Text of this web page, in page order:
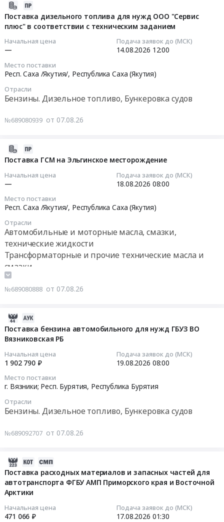
Поставка дизельного топлива для нужд ООО "Сервис
плюс" в соответствии с техническим заданием
Начальная цена
—
Подача заявок до (МСК)
14.08.2026 12:00
Место поставки
Респ. Саха /Якутия/, Республика Саха (Якутия)
Отрасли
Бензины. Дизельное топливо, Бункеровка судов
№689080939 от 07.08.26
,
Поставка ГСМ на Эльгинское месторождение
Начальная цена
—
Подача заявок до (МСК)
18.08.2026 08:00
Место поставки
Респ. Саха /Якутия/, Республика Саха (Якутия)
Отрасли
Автомобильные и моторные масла, смазки,
технические жидкости
Трансформаторные и прочие технические масла и
смазки
Хозяйственные товары, Товары широкого
потребления, Бытовая химия и парфюмерия
№689080888 от 07.08.26
,
Поставка бензина автомобильного для нужд ГБУЗ ВО
Вязниковская РБ
Начальная цена
1 902 790 ₽
Подача заявок до (МСК)
19.08.2026 08:00
Место поставки
г. Вязники; Респ. Бурятия, Республика Бурятия
Отрасли
Бензины. Дизельное топливо, Бункеровка судов
№689092707 от 07.08.26
Поставка расходных материалов и запасных частей для
автотранспорта ФГБУ АМП Приморского края и Восточной
Арктики
Начальная цена
471 066 ₽
Подача заявок до (МСК)
17.08.2026 01:30